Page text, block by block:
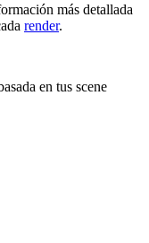
tu saldo
y fiabilidad: sube